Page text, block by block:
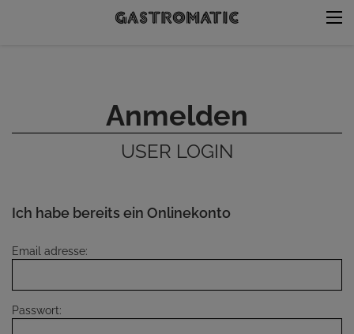
Anmelden
USER LOGIN
Ich habe bereits ein Onlinekonto
Email adresse:
Passwort: